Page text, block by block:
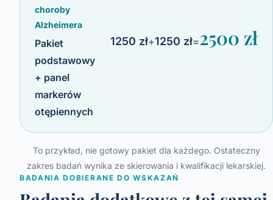
choroby
Alzheimera
Pakiet
podstawowy
+ panel
markerów
otępiennych
1250 zł+1250 zł=2500 zł
To przykład, nie gotowy pakiet dla każdego. Ostateczny
zakres badań wynika ze skierowania i kwalifikacji lekarskiej.
BADANIA DOBIERANE DO WSKAZAŃ